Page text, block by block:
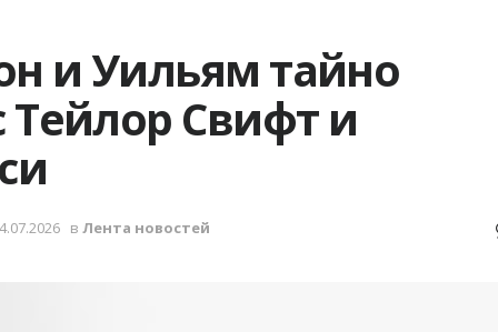
и Уильям тайно
Тейлор Свифт и
в Лента новостей